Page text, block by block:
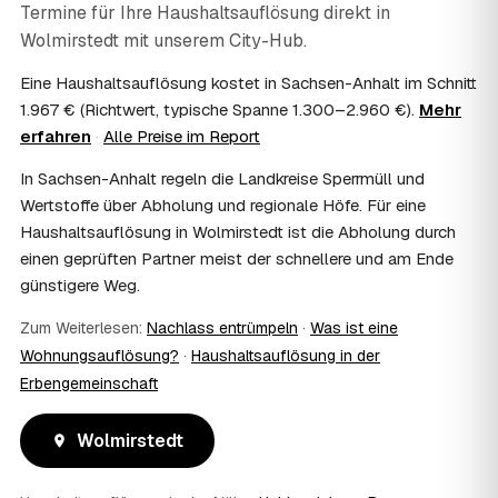
steuerlich absetzbar?
Häufig ja: Im Nachlass können die Kosten einer
Erbschaftsteuer mindern, bei vermieteten Objekten teils
als Werbungskosten. Sie erhalten eine ordentliche
Rechnung als Beleg. Verbindlich klärt das Ihr
08 Muss ich als Erbe in Wolmirstedt vor Ort
anwesend sein?
Nein, Sie müssen nicht durchgängig anwesend sein. Viele
Erben übergeben in Wolmirstedt nur die Schlüssel und
lassen sich per Fotos auf dem Laufenden halten. Eine
genügt meist.
09 Bekomme ich einen Entsorgungsnachweis?
Ja. Sie erhalten auf Wunsch einen Entsorgungs- bzw.
So ist dokumentiert, dass der Hausstand in Wolmirstedt
umweltgerecht und rechtssicher entsorgt wurde.
Termine für Ihre Haushaltsauflösung direkt in
Wolmirstedt mit unserem City-Hub.
Eine Haushaltsauflösung kostet in Sachsen-Anhalt im Schnitt
1.967 € (Richtwert, typische Spanne 1.300–2.960 €). Mehr
erfahren · Alle Preise im Report
In Sachsen-Anhalt regeln die Landkreise Sperrmüll und
Wertstoffe über Abholung und regionale Höfe. Für eine
Haushaltsauflösung in Wolmirstedt ist die Abholung durch
einen geprüften Partner meist der schnellere und am Ende
günstigere Weg.
Zum Weiterlesen: Nachlass entrümpeln · Was ist eine
Wohnungsauflösung? · Haushaltsauflösung in der
Erbengemeinschaft
Wolmirstedt